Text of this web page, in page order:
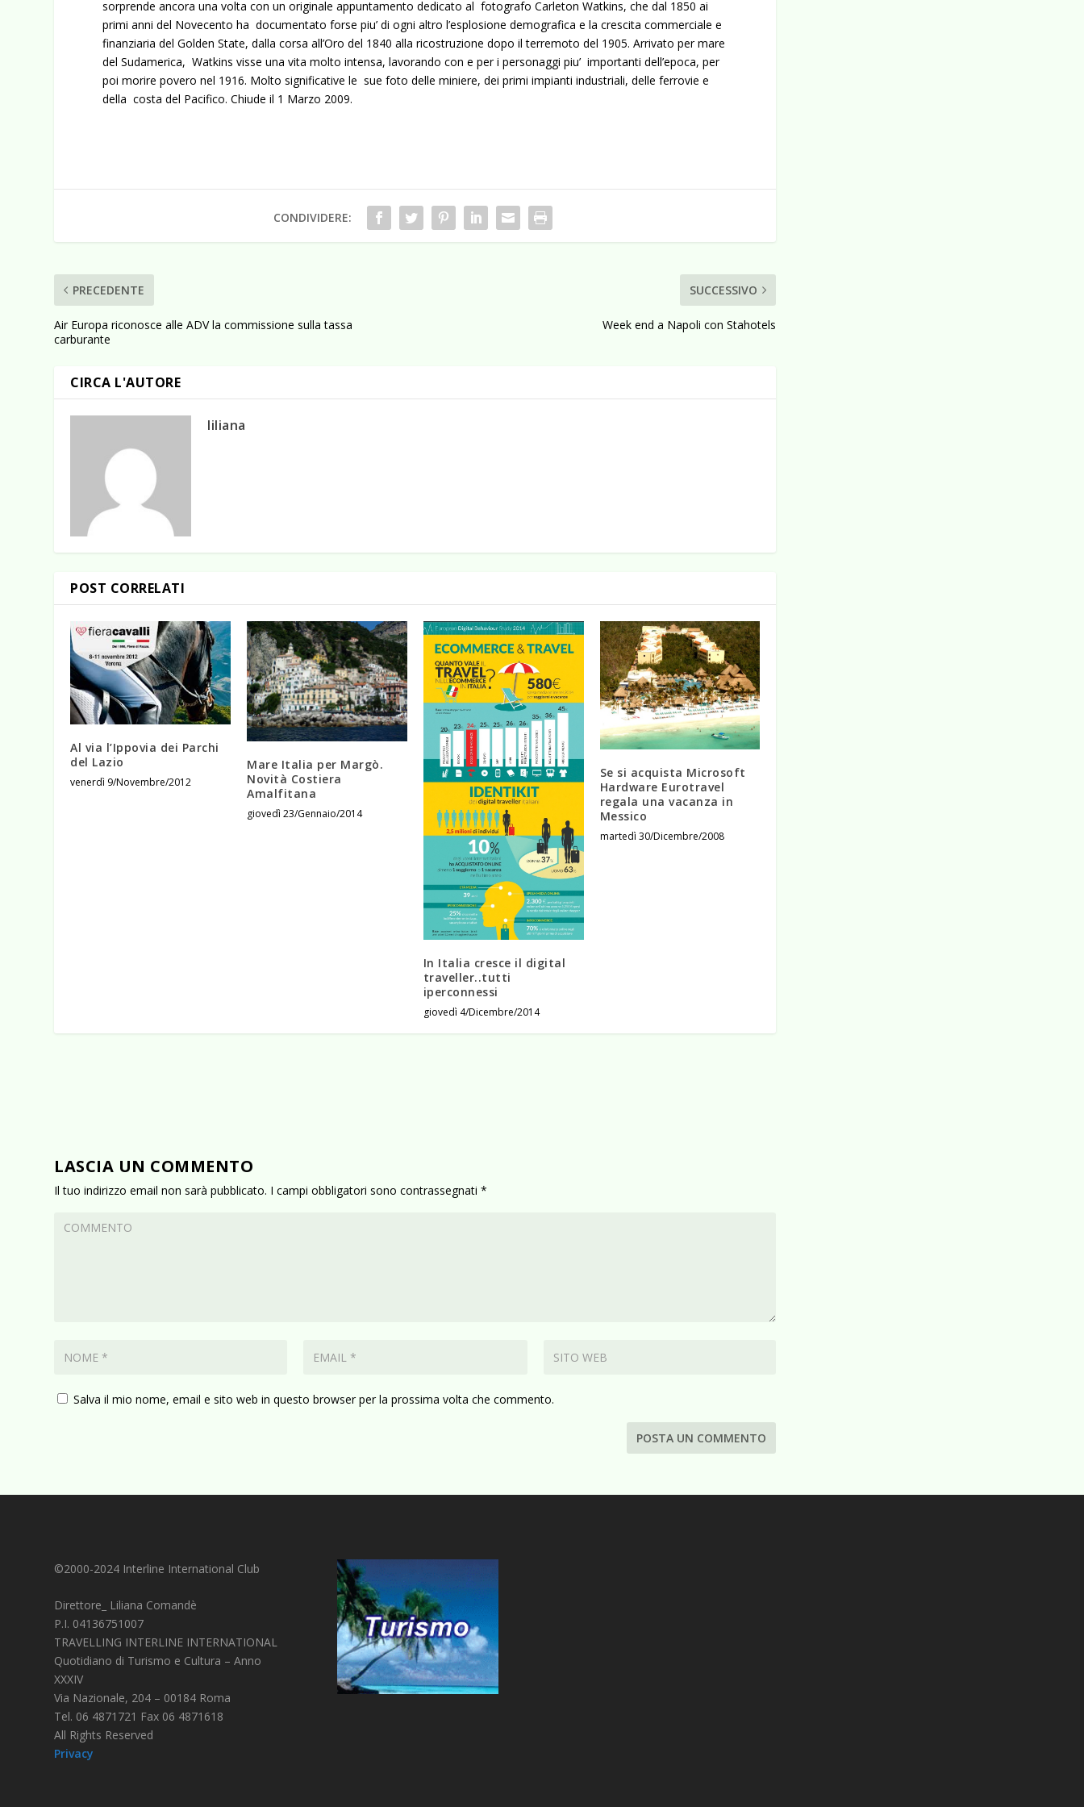
sorprende ancora una volta con un originale appuntamento dedicato al fotografo Carleton Watkins, che dal 1850 ai
primi anni del Novecento ha documentato forse piu’ di ogni altro l’esplosione demografica e la crescita commerciale e
finanziaria del Golden State, dalla corsa all’Oro del 1840 alla ricostruzione dopo il terremoto del 1905. Arrivato per mare
del Sudamerica, Watkins visse una vita molto intensa, lavorando con e per i personaggi piu’ importanti dell’epoca, per
poi morire povero nel 1916. Molto significative le sue foto delle miniere, dei primi impianti industriali, delle ferrovie e
della costa del Pacifico. Chiude il 1 Marzo 2009.
CONDIVIDERE:
PRECEDENTE
Air Europa riconosce alle ADV la commissione sulla tassa
carburante
SUCCESSIVO
Week end a Napoli con Stahotels
CIRCA L'AUTORE
liliana
POST CORRELATI
Al via l’Ippovia dei Parchi
del Lazio
venerdì 9/Novembre/2012
Mare Italia per Margò.
Novità Costiera
Amalfitana
giovedì 23/Gennaio/2014
In Italia cresce il digital
traveller..tutti
iperconnessi
giovedì 4/Dicembre/2014
Se si acquista Microsoft
Hardware Eurotravel
regala una vacanza in
Messico
martedì 30/Dicembre/2008
LASCIA UN COMMENTO
Il tuo indirizzo email non sarà pubblicato. I campi obbligatori sono contrassegnati*
Salva il mio nome, email e sito web in questo browser per la prossima volta che commento.
©2000-2024 Interline International Club
Direttore_ Liliana Comandè
P.I. 04136751007
TRAVELLING INTERLINE INTERNATIONAL
Quotidiano di Turismo e Cultura – Anno
XXXIV
Via Nazionale, 204 – 00184 Roma
Tel. 06 4871721 Fax 06 4871618
All Rights Reserved
Privacy